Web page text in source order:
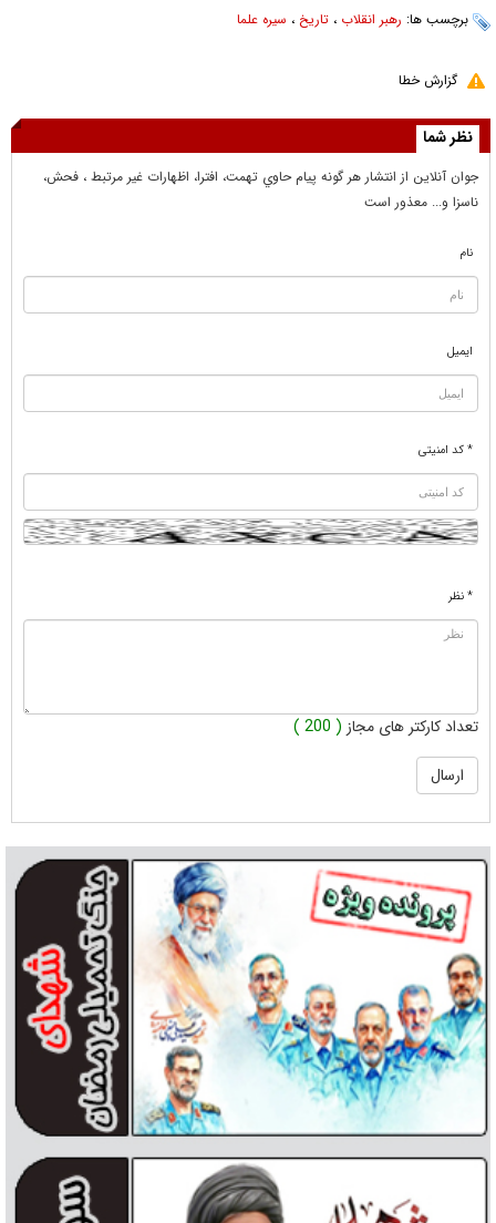
برچسب ها: رهبر انقلاب ، تاریخ ، سیره علما
گزارش خطا
نظر شما
جوان آنلاين از انتشار هر گونه پيام حاوي تهمت، افترا، اظهارات غير مرتبط ، فحش،
ناسزا و... معذور است
نام
ایمیل
* کد امنیتی
* نظر
تعداد کارکتر های مجاز ( 200 )